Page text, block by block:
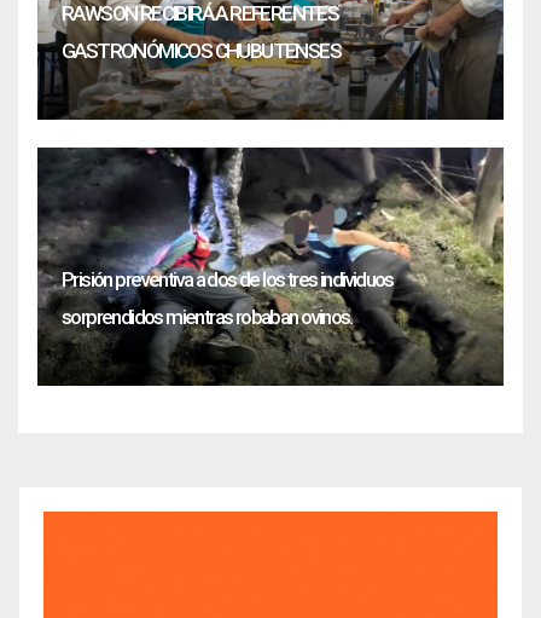
RAWSON RECIBIRÁ A REFERENTES
GASTRONÓMICOS CHUBUTENSES
Prisión preventiva a dos de los tres individuos
sorprendidos mientras robaban ovinos.